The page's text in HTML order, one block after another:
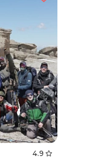
4.9